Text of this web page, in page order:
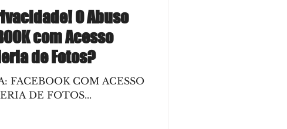
Sites Prémios
O Abuso
com Acesso
de Fotos?
FACEBOOK COM ACESSO
DE FOTOS...